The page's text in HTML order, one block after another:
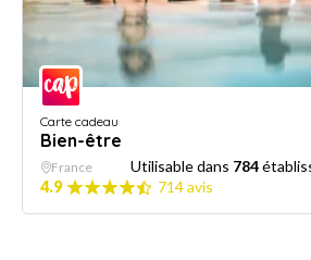
Carte cadeau
Bien-être
France Utilisable dans 784
4.9
714 avis